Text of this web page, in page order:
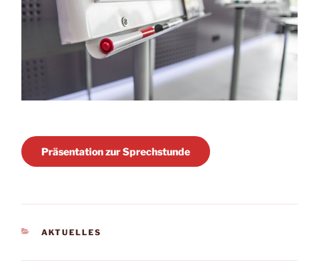
Präsentation zur Sprechstunde
KATEGORIEN
AKTUELLES